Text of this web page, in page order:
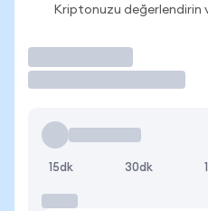
Kriptonuzu değerlendirin
15dk 30dk